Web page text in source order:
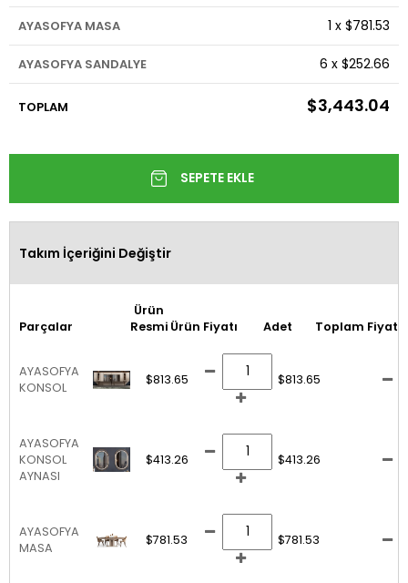
AYASOFYA MASA 1 x $781.53
AYASOFYA SANDALYE 6 x $252.66
TOPLAM $3,443.04
Takım İçeriğini Değiştir
Parçalar
Ürün
Resmi Ürün Fiyatı Adet Toplam Fiyat
AYASOFYA
KONSOL
$813.65 $813.65
AYASOFYA
KONSOL
AYNASI
$413.26 $413.26
AYASOFYA
MASA
$781.53 $781.53